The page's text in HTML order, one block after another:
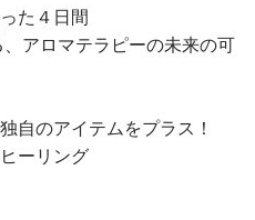
た４日間
、アロマテラピーの未来の可
自のアイテムをプラス！
ヒーリング